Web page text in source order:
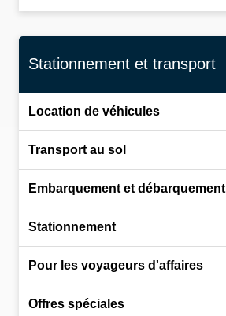
Stationnement et transport
Location de véhicules
Transport au sol
Embarquement et débarquement
Stationnement
Pour les voyageurs d'affaires
Offres spéciales